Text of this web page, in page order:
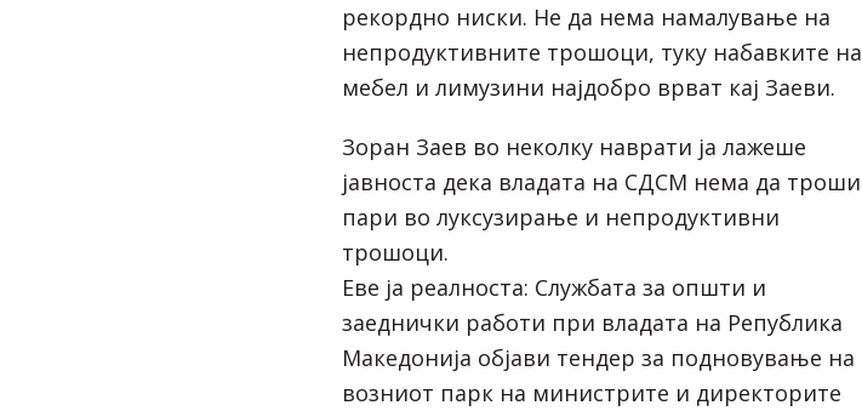
рекордно ниски. Не да нема намалување на
непродуктивните трошоци, туку набавките на
мебел и лимузини најдобро врват кај Заеви.
Зоран Заев во неколку наврати ја лажеше
јавноста дека владата на СДСМ нема да троши
пари во луксузирање и непродуктивни
трошоци.
Еве ја реалноста: Службата за општи и
заеднички работи при владата на Република
Македонија објави тендер за подновување на
возниот парк на министрите и директорите